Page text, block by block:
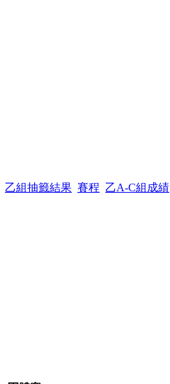
乙組抽籤結果 賽程 乙A-C組成績